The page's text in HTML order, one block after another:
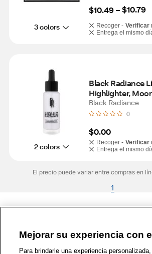
3 colors
$10.49 – $10.79
Recoger - Verificar
Entrega el mismo
2 colors
Black Radiance
Highlighter,
Black Radiance
0
$0.00
Recoger - Verificar
Entrega el mismo
El precio puede variar entre compras en
1
1-800-679-9691 | Contáctenos | Términos de
Mejorar su experiencia con
Para brindarle una experiencia